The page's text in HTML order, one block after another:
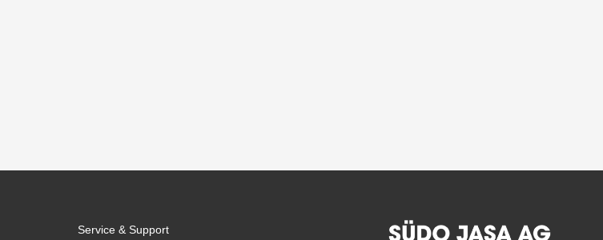
Service & Support